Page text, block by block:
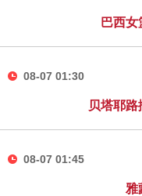
巴西
08-07 01:30
贝塔耶
08-07 01:45
雅